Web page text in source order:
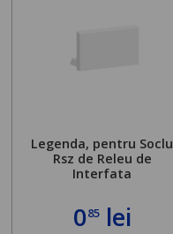
Legenda, pentru Soclu
Rsz de Releu de
Interfata
085lei